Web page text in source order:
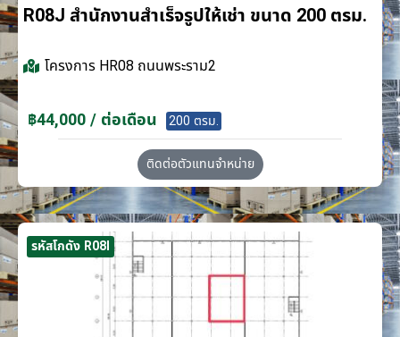
R08J สำนักงานสำเร็จรูปให้เช่า ขนาด 200 ตรม.
โครงการ HR08 ถนนพระราม2
฿44,000 / ต่อเดือน 200 ตรม.
ติดต่อตัวแทนจำหน่าย
รหัสโกดัง R08I